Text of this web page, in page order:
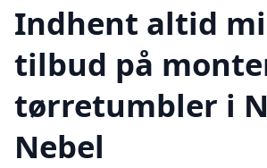
Indhent altid
tilbud på
tørretumbler i
Nebel